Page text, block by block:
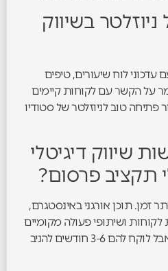
בשיווק
עדכוני לוח שיעורים, טיפים
על הקשר עם לקוחות קיימים
פתיחה טוב לניוזלטר של סטודיו
שיווק דיגיטלי
תקציב פרסום?
זמן. תוכן אורגני באינסטגרם,
לקוחות ושיתופי פעולה מקומיים
הם כלים חינמיים שעובדים, אבל לוקח להם 3-6 חודשים להניב